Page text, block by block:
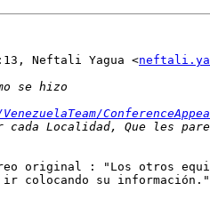
Neftali Yagua <
original : "Los otros
ir colocando su